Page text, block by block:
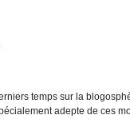
temps sur la
adepte de ces